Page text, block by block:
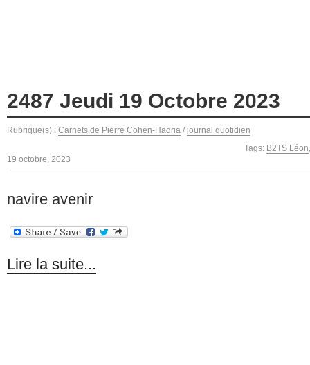
2487 Jeudi 19 Octobre 2023
Rubrique(s) : Carnets de Pierre Cohen-Hadria / journal quotidien
Tags: B2TS Léon
19 octobre, 2023
navire avenir
Lire la suite...